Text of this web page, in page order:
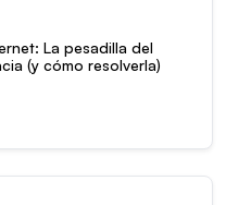
La pesadilla del
(y cómo resolverla)